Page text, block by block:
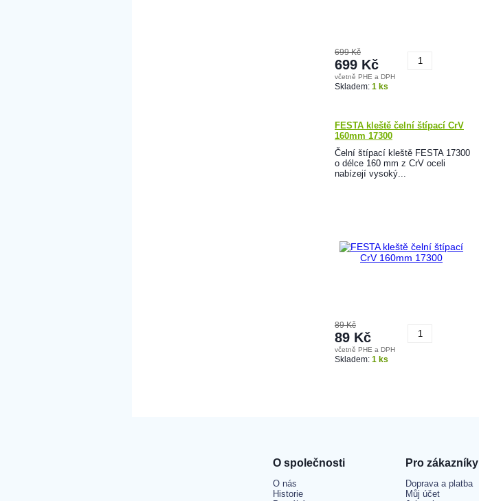
699 Kč
699 Kč
včetně PHE a DPH
Skladem: 1 ks
FESTA kleště čelní štípací CrV
160mm 17300
Čelní štípací kleště FESTA 17300
o délce 160 mm z CrV oceli
nabízejí vysoký...
89 Kč
89 Kč
včetně PHE a DPH
Skladem: 1 ks
O společnosti
O nás
Historie
Pro zákazníky
Doprava a platba
Můj účet